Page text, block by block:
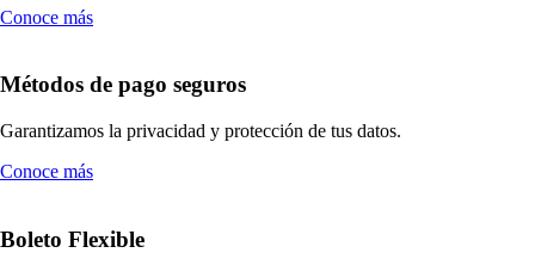
Conoce más
Métodos de pago seguros
Garantizamos la privacidad y protección de tus datos.
Conoce más
Boleto Flexible